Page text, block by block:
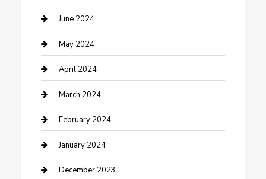
Construction and Remodeling
Consultant
Contractor
Counseling
Cremation Service
Custom Acrylic Furniture
Custom Window Covering
June 2024
May 2024
April 2024
March 2024
February 2024
January 2024
December 2023